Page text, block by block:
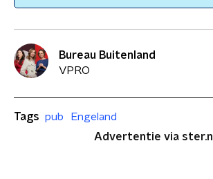
Bureau Buitenland
VPRO
Tags pub
Engeland
Advertentie via ster.nl